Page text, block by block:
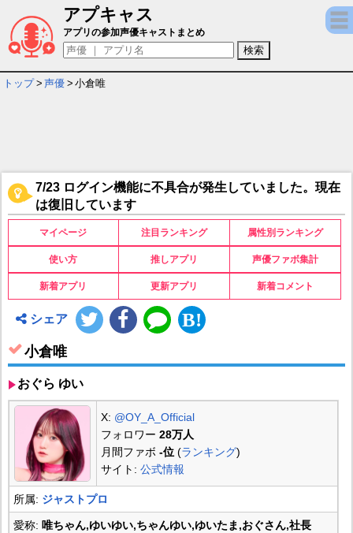
アプキャス
小倉唯 - 担当ゲームキャラ一覧情報
アプリの参加声優キャストまとめ
トップ > 声優 > 小倉唯
7/23 ログイン機能に不具合が発生していました。現在
は復旧しています
マイページ 注目ランキング 属性別ランキング
使い方 推しアプリ 声優ファボ集計
新着アプリ 更新アプリ 新着コメント
シェア
小倉唯
おぐら ゆい
X: @OY_A_Official
フォロワー 28万人
月間ファボ -位(ランキング)
サイト: 公式情報
所属: ジャストプロ
愛称: 唯ちゃん,ゆいゆい,ちゃんゆい,ゆいたま,おぐさん,社長